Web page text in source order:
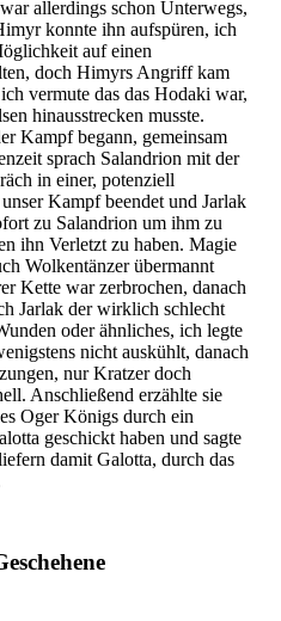
allerdings schon Unterwegs,
konnte ihn aufspüren, ich
auf einen
doch Himyrs Angriff kam
vermute das das Hodaki war,
hinausstrecken musste.
Kampf begann, gemeinsam
sprach Salandrion mit der
in einer, potenziell
Kampf beendet und Jarlak
zu Salandrion um ihm zu
ihn Verletzt zu haben. Magie
Wolkentänzer übermannt
Kette war zerbrochen, danach
Jarlak der wirklich schlecht
oder ähnliches, ich legte
nicht auskühlt, danach
nur Kratzer doch
Anschließend erzählte sie
Oger Königs durch ein
geschickt haben und sagte
damit Galotta, durch das